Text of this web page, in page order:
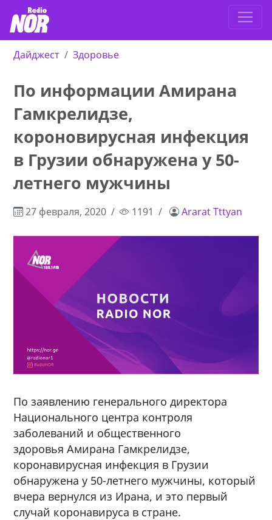
Дайджест Здоровье
По информации Амирана
Гамкрелидзе,
короновирусная инфекция
в Грузии обнаружена у 50-
летнего мужчины
27 февраля, 2020 1191 Ararat Tttyan
По заявлению генерального директора
Национального центра контроля
заболеваний и общественного
здоровья Амирана Гамкрелидзе,
коронавирусная инфекция в Грузии
обнаружена у 50-летнего мужчины, который
вчера вернулся из Ирана, и это первый
случай коронавируса в стране.